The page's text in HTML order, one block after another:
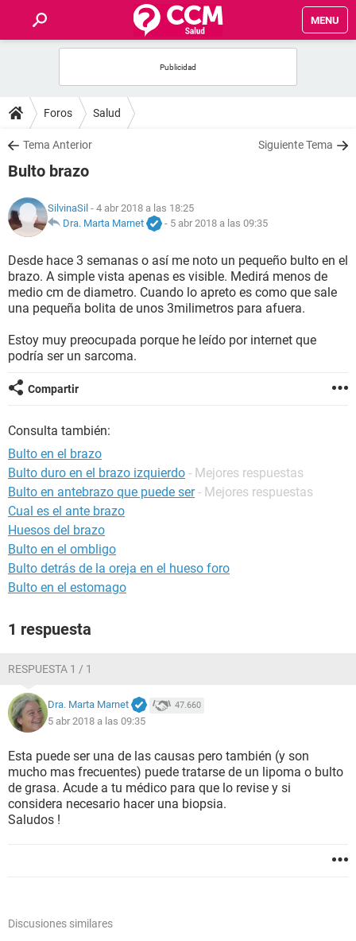
MENU
FOROS
SALUD
NUTRICIÓN
BIENESTAR
SEXUALIDAD
GLOSARIO
Foros Salud
Tema Anterior Siguiente Tema
Bulto brazo
SilvinaSil - 4 abr 2018 a las 18:25
Dra. Marta Marnet
- 5 abr 2018 a las 09:35
Desde hace 3 semanas o así me noto un pequeño bulto en el
brazo. A simple vista apenas es visible. Medirá menos de
medio cm de diametro. Cuando lo apreto es como que sale
una pequeña bolita de unos 3milimetros para afuera.
Estoy muy preocupada porque he leído por internet que
podría ser un sarcoma.
Compartir
Consulta también:
Bulto en el brazo
Bulto duro en el brazo izquierdo - Mejores respuestas
Bulto en antebrazo que puede ser - Mejores respuestas
Cual es el ante brazo
Huesos del brazo
Bulto en el ombligo
Bulto detrás de la oreja en el hueso foro
Bulto en el estomago
1 respuesta
RESPUESTA 1 / 1
Dra. Marta Marnet 47.660
5 abr 2018 a las 09:35
Esta puede ser una de las causas pero también (y son
mucho mas frecuentes) puede tratarse de un lipoma o bulto
de grasa. Acude a tu médico para que lo revise y si
considera necesario hacer una biopsia.
Saludos !
Discusiones similares